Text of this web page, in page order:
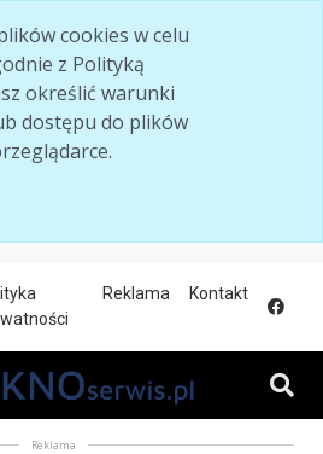
cookies w celu
z Polityką
określić warunki
dostępu do plików
Reklama Kontakt
Reklama